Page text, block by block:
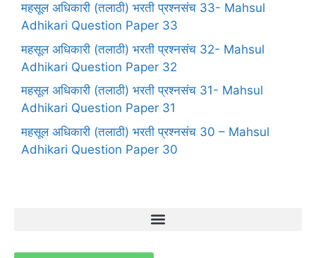
महसूल अधिकारी (तलाठी) भरती प्रश्नसंच 33- Mahsul
Adhikari Question Paper 33
महसूल अधिकारी (तलाठी) भरती प्रश्नसंच 32- Mahsul
Adhikari Question Paper 32
महसूल अधिकारी (तलाठी) भरती प्रश्नसंच 31- Mahsul
Adhikari Question Paper 31
महसूल अधिकारी (तलाठी) भरती प्रश्नसंच 30 – Mahsul
Adhikari Question Paper 30